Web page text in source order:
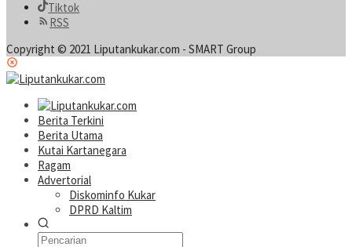
Tiktok
RSS
Copyright © 2021 Liputankukar.com - SMART Group
Berita Terkini
Berita Utama
Kutai Kartanegara
Ragam
Advertorial
Diskominfo Kukar
DPRD Kaltim